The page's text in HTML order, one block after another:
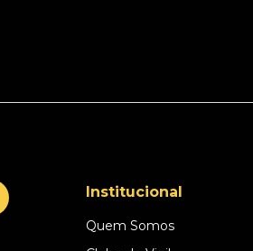
Institucional
Quem Somos